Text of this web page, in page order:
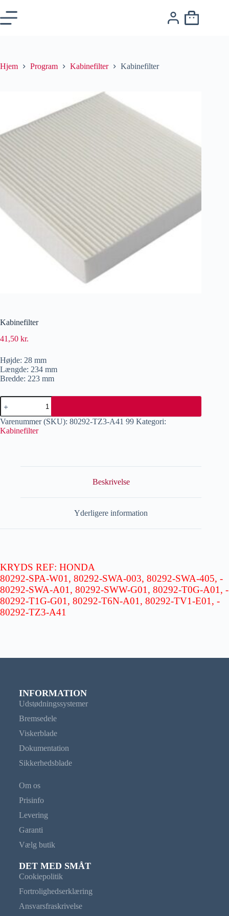
Hjem Program Kabinefilter Kabinefilter
Kabinefilter
41,50 kr.
Højde: 28 mm
Længde: 234 mm
Bredde: 223 mm
Varenummer (SKU): 80292-TZ3-A41 99 Kategori:
Kabinefilter
Beskrivelse
Yderligere information
KRYDS REF: HONDA
­80292-SPA-W01, ­80292-SWA-003, ­80292-SWA-405, ­
80292-SWA-A01, ­80292-SWW-G01, ­80292-T0G-A01, ­
80292-T1G-G01, ­80292-T6N-A01, ­80292-TV1-E01, ­
80292-TZ3-A41
INFORMATION
Udstødningssystemer
Bremsedele
Viskerblade
Dokumentation
Sikkerhedsblade
Om os
Prisinfo
Levering
Garanti
Vælg butik
DET MED SMÅT
Cookiepolitik
Fortrolighedserklæring
Ansvarsfraskrivelse